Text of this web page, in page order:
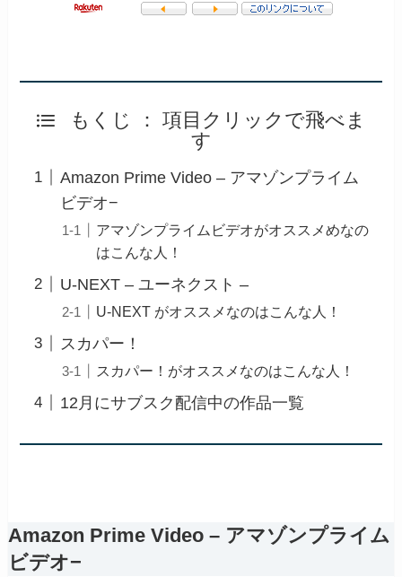
もくじ ： 項目クリックで飛べま
す
Amazon Prime Video – アマゾンプライム
ビデオ−
アマゾンプライムビデオがオススメめなの
はこんな人！
U-NEXT – ユーネクスト –
U-NEXT がオススメなのはこんな人！
スカパー！
スカパー！がオススメなのはこんな人！
12月にサブスク配信中の作品一覧
Amazon Prime Video – アマゾンプライム
ビデオ−